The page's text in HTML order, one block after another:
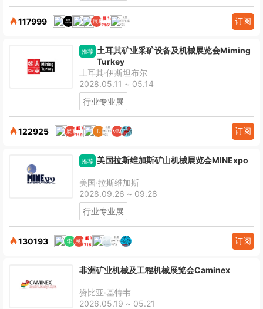
117999 订阅
推荐 土耳其矿业采矿设备及机械展览会Miming
Turkey
土耳其·伊斯坦布尔
2028.05.11 ~ 05.14
行业专业展
122925 订阅
推荐 美国拉斯维加斯矿山机械展览会MINExpo
美国·拉斯维加斯
2028.09.26 ~ 09.28
行业专业展
130193 订阅
非洲矿业机械及工程机械展览会Caminex
赞比亚·基特韦
2026.05.19 ~ 05.21